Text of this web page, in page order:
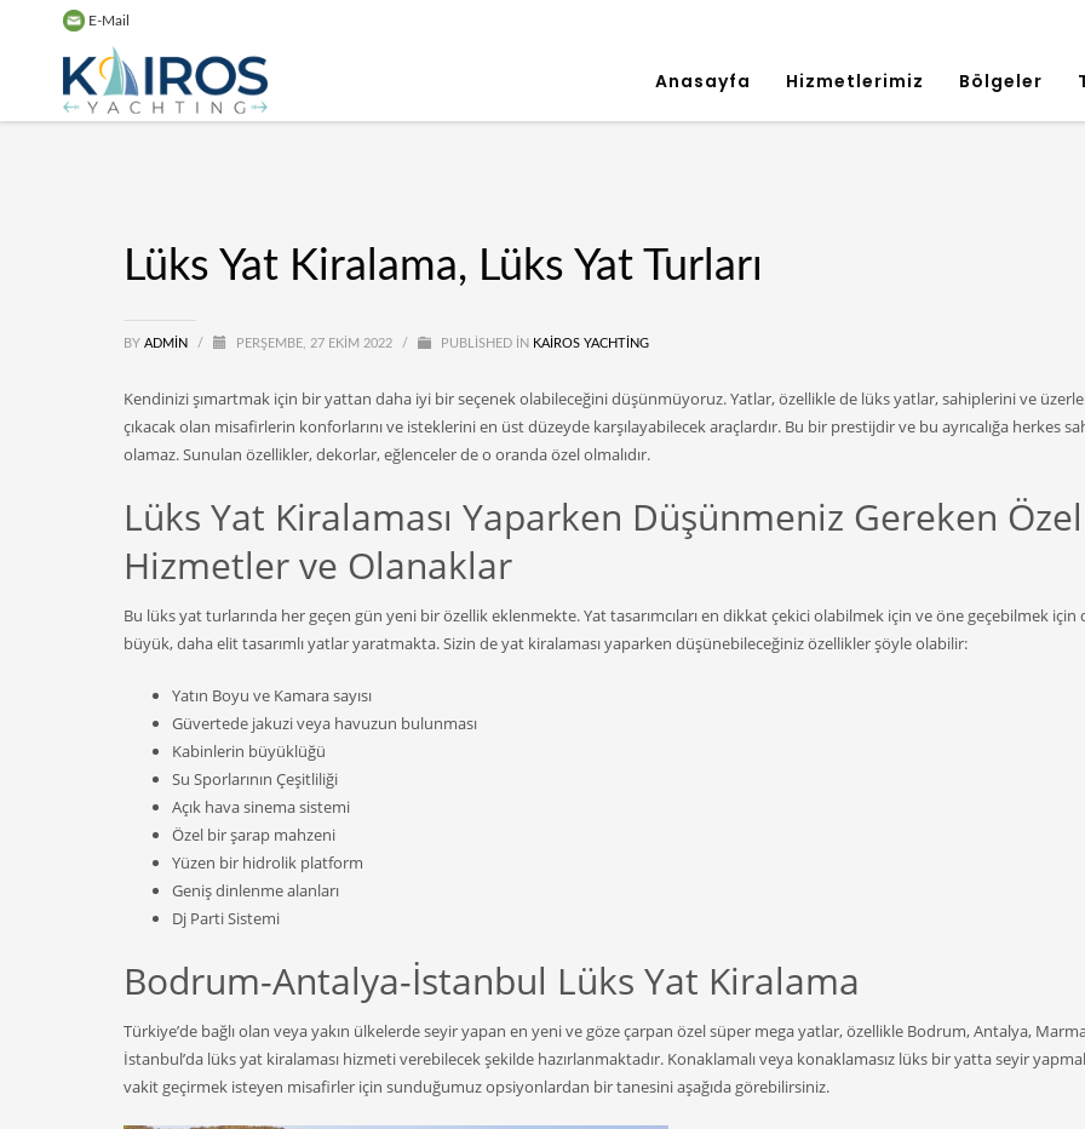
E-Mail
Anasayfa Hizmetlerimiz Bölgeler
Lüks Yat Kiralama, Lüks Yat Turları
BY ADMIN / PERŞEMBE, 27 EKIM 2022 / PUBLISHED IN KAIROS YACHTING
Kendinizi şımartmak için bir yattan daha iyi bir seçenek olabileceğini düşünmüyoruz. Yatlar, özellikle de lüks yatlar, sahiplerini ve
çıkacak olan misafirlerin konforlarını ve isteklerini en üst düzeyde karşılayabilecek araçlardır. Bu bir prestijdir ve bu ayrıcalığa herkes
olamaz. Sunulan özellikler, dekorlar, eğlenceler de o oranda özel olmalıdır.
Lüks Yat Kiralaması Yaparken Düşünmeniz Gereken Özel
Hizmetler ve Olanaklar
Bu lüks yat turlarında her geçen gün yeni bir özellik eklenmekte. Yat tasarımcıları en dikkat çekici olabilmek için ve öne geçebilmek için
büyük, daha elit tasarımlı yatlar yaratmakta. Sizin de yat kiralaması yaparken düşünebileceğiniz özellikler şöyle olabilir:
Yatın Boyu ve Kamara sayısı
Güvertede jakuzi veya havuzun bulunması
Kabinlerin büyüklüğü
Su Sporlarının Çeşitliliği
Açık hava sinema sistemi
Özel bir şarap mahzeni
Yüzen bir hidrolik platform
Geniş dinlenme alanları
Dj Parti Sistemi
Bodrum-Antalya-İstanbul Lüks Yat Kiralama
Türkiye’de bağlı olan veya yakın ülkelerde seyir yapan en yeni ve göze çarpan özel süper mega yatlar, özellikle Bodrum, Antalya,
İstanbul’da lüks yat kiralaması hizmeti verebilecek şekilde hazırlanmaktadır. Konaklamalı veya konaklamasız lüks bir yatta seyir
vakit geçirmek isteyen misafirler için sunduğumuz opsiyonlardan bir tanesini aşağıda görebilirsiniz.